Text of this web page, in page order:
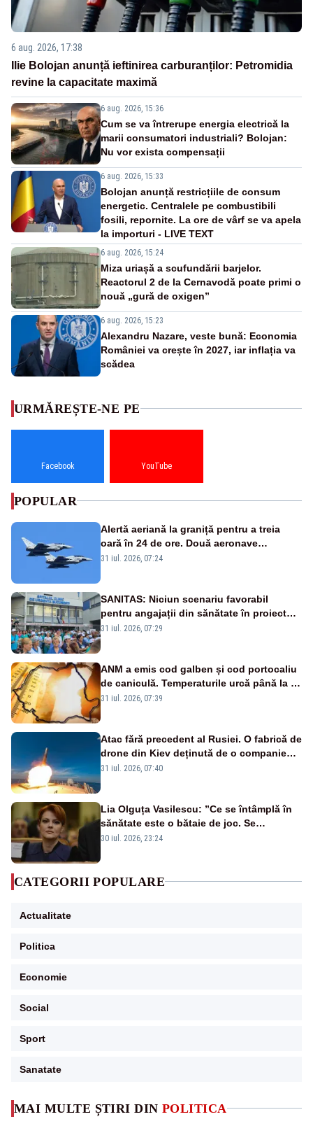
6 aug. 2026, 17:38
Ilie Bolojan anunță ieftinirea carburanților: Petromidia
revine la capacitate maximă
6 aug. 2026, 15:36
Cum se va întrerupe energia electrică la
marii consumatori industriali? Bolojan:
Nu vor exista compensații
6 aug. 2026, 15:33
Bolojan anunță restricțiile de consum
energetic. Centralele pe combustibili
fosili, repornite. La ore de vârf se va apela
la importuri - LIVE TEXT
6 aug. 2026, 15:24
Miza uriașă a scufundării barjelor.
Reactorul 2 de la Cernavodă poate primi o
nouă „gură de oxigen”
6 aug. 2026, 15:23
Alexandru Nazare, veste bună: Economia
României va crește în 2027, iar inflația va
scădea
MAI MULTE ȘTIRI DIN POLITICA
URMĂREȘTE-NE PE
Facebook YouTube
POPULAR
Alertă aeriană la graniță pentru a treia
oară în 24 de ore. Două aeronave
Eurofighter britanice au fost ridicate de la
31 iul. 2026, 07:24
SANITAS: Niciun scenariu favorabil
pentru angajații din sănătate în proiectul
Legii salarizării
31 iul. 2026, 07:29
ANM a emis cod galben și cod portocaliu
de caniculă. Temperaturile urcă până la 38
de grade, iar nopțile devin tropicale
31 iul. 2026, 07:39
Atac fără precedent al Rusiei. O fabrică de
drone din Kiev deținută de o companie
americană, distrusă de o rachetă
31 iul. 2026, 07:40
Lia Olguța Vasilescu: ”Ce se întâmplă în
sănătate este o bătaie de joc. Se
guvernează extraordinar de prost”
30 iul. 2026, 23:24
CATEGORII POPULARE
Actualitate
Politica
Economie
Social
Sport
Sanatate